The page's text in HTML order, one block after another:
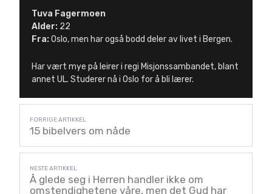
Tuva Fagermoen
Alder: 22
Fra:Oslo, men har også bodd deler av livet i Bergen.
Har vært mye på leirer i regi Misjonssambandet, blant
annet UL. Studerer nå i Oslo for å bli lærer.
15 bibelvers om nåde
Å glede seg i Herren handler ikke om
omstendighetene våre, men det Gud har